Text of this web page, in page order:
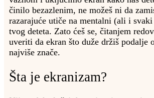
činilo bezazlenim, ne možeš ni da
razarajuće utiče na mentalni (ali i
tvog deteta. Zato ćeš se, čitanjem
uveriti da ekran što duže držiš podalje
najviše znače.
Šta je ekranizam?